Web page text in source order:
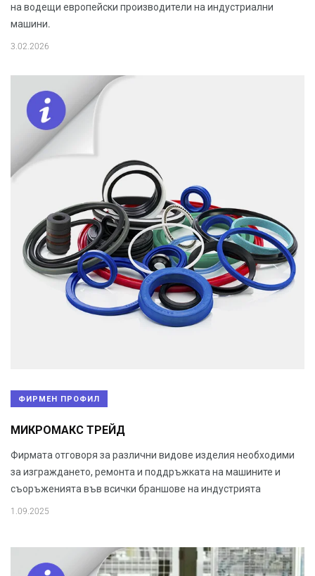
на водещи европейски производители на индустриални
машини.
3.02.2026
ФИРМЕН ПРОФИЛ
МИКРОМАКС ТРЕЙД
Фирмата отговоря за различни видове изделия необходими
за изграждането, ремонта и поддръжката на машините и
съоръженията във всички браншове на индустрията
1.09.2025